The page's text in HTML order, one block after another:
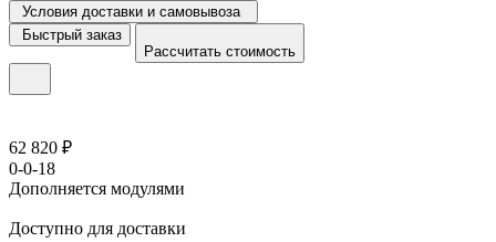
Условия доставки и самовывоза
Быстрый заказ
Рассчитать стоимость
62 820 ₽
0-0-18
Дополняется модулями
Доступно для доставки